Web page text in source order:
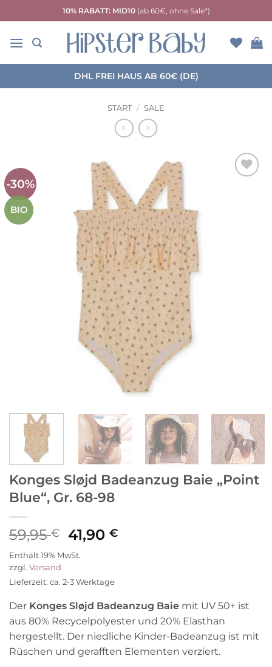
Inhalt
springen
10% RABATT: MID10(ab 60€, ohne Sale*)
DHL FREI HAUS AB 60€ (DE)
START / SALE
-30%
BIO
Konges Sløjd Badeanzug Baie „Point
Blue“, Gr. 68-98
59,95€
Ursprünglicher
Preis
war:
59,95 €
41,90€Aktueller
Enthält 19% MwSt.
zzgl. Versand
Lieferzeit: ca. 2-3 Werktage
Der Konges Sløjd Badeanzug Baie mit UV 50+ ist
aus 80% Recycelpolyester und 20% Elasthan
hergestellt. Der niedliche Kinder-Badeanzug ist mit
Rüschen und gerafften Elementen verziert.